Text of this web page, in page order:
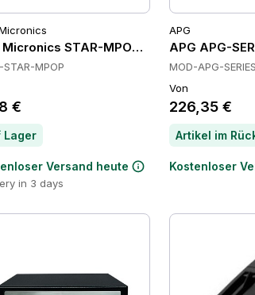
Micronics STAR-MPOP
STAR-MPOP
€
Lager
Versand heute
in 3 days
APG
APG APG-
MOD-APG-
Von
226,35 €
Kostenloser